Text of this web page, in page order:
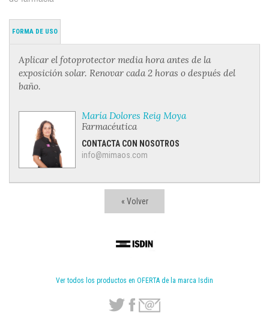
« Volver
Ver todos los productos en OFERTA de la marca Isdin
FORMA DE USO
Aplicar el fotoprotector media hora antes de la
exposición solar. Renovar cada 2 horas o después del
baño.
María Dolores Reig Moya
Farmacéutica
CONTACTA CON NOSOTROS
info@mimaos.com